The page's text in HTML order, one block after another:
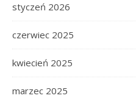
styczeń 2026
czerwiec 2025
kwiecień 2025
marzec 2025